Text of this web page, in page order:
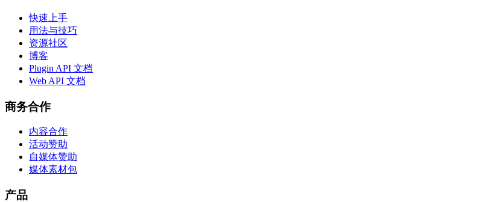
快速上手
用法与技巧
资源社区
博客
Plugin API 文档
Web API 文档
商务合作
内容合作
活动赞助
自媒体赞助
媒体素材包
产品